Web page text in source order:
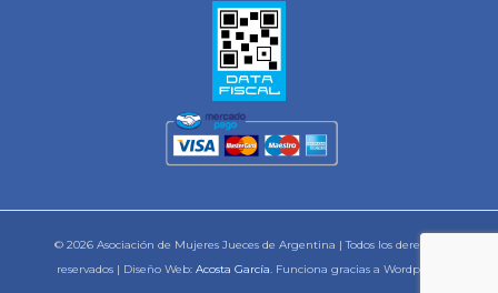
© 2026 Asociación de Mujeres Jueces de Argentina | Todos los derechos
reservados | Diseño Web: Acosta García. Funciona gracias a Wordpress.